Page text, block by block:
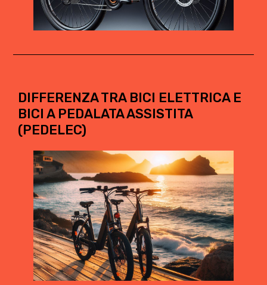
DIFFERENZA TRA BICI ELETTRICA E
BICI A PEDALATA ASSISTITA
(PEDELEC)